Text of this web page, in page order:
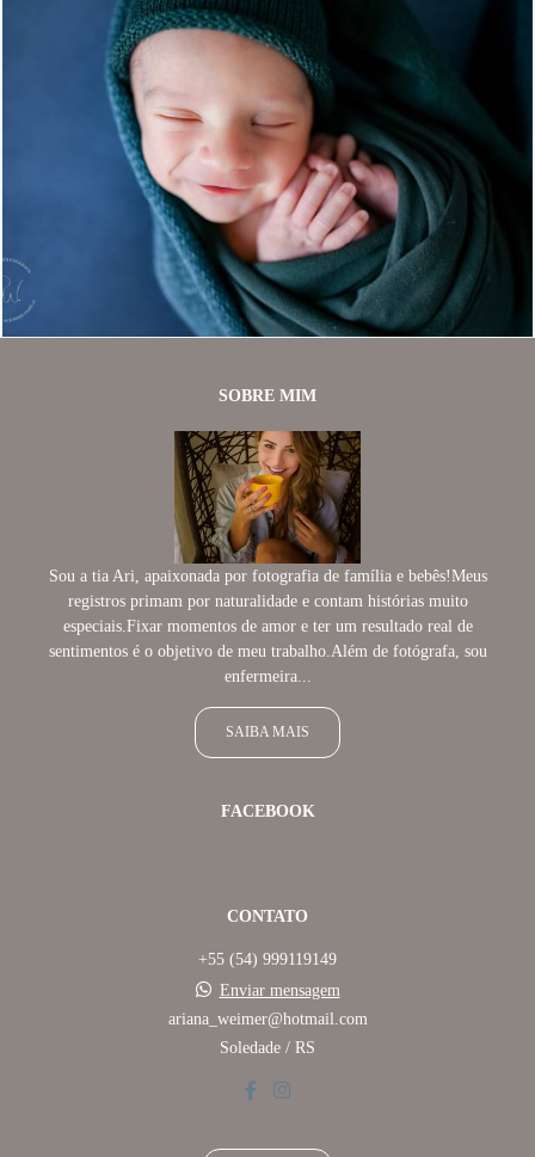
470 54
SOBRE MIM
Sou a tia Ari, apaixonada por fotografia de família e bebês!Meus
registros primam por naturalidade e contam histórias muito
especiais.Fixar momentos de amor e ter um resultado real de
sentimentos é o objetivo de meu trabalho.Além de fotógrafa, sou
enfermeira...
SAIBA MAIS
FACEBOOK
CONTATO
+55 (54) 999119149
Enviar mensagem
ariana_weimer@hotmail.com
Soledade / RS